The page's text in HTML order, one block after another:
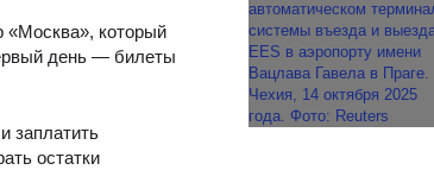
«Москва», который
день — билеты
заплатить
остатки